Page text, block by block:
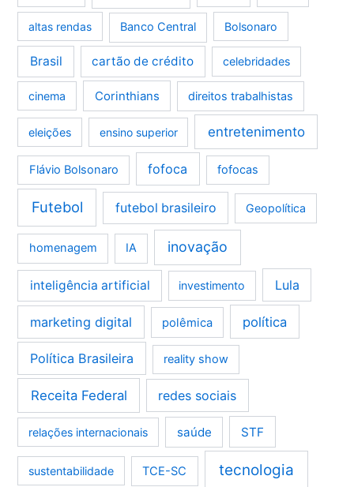
altas rendas Banco Central Bolsonaro
Brasil cartão de crédito celebridades
cinema Corinthians direitos trabalhistas
eleições ensino superior entretenimento
Flávio Bolsonaro fofoca fofocas
Futebol futebol brasileiro Geopolítica
homenagem IA inovação
inteligência artificial investimento Lula
marketing digital polêmica política
Política Brasileira reality show
Receita Federal redes sociais
relações internacionais saúde STF
sustentabilidade TCE-SC tecnologia